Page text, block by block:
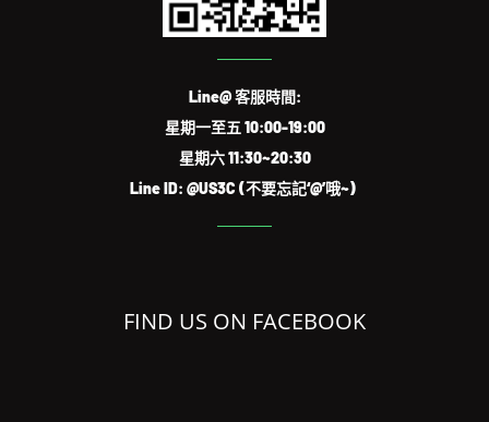
Line@ 客服時間:
星期一至五 10:00-19:00
星期六 11:30~20:30
Line ID: @US3C (不要忘記‘@’哦~)
FIND US ON FACEBOOK